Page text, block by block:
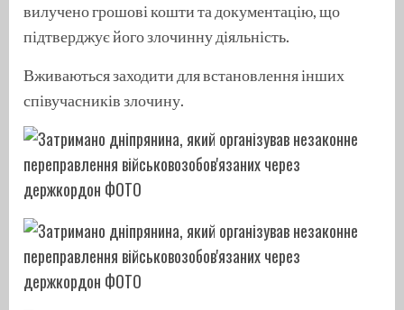
вилучено грошові кошти та документацію, що
підтверджує його злочинну діяльність.
Вживаються заходити для встановлення інших
співучасників злочину.